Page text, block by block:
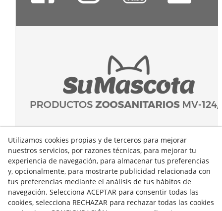
Utilizamos cookies propias y de terceros para mejorar
nuestros servicios, por razones técnicas, para mejorar tu
experiencia de navegación, para almacenar tus preferencias
y, opcionalmente, para mostrarte publicidad relacionada con
tus preferencias mediante el análisis de tus hábitos de
navegación. Selecciona ACEPTAR para consentir todas las
cookies, selecciona RECHAZAR para rechazar todas las cookies